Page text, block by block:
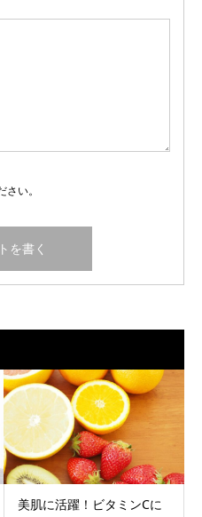
い。
美肌に活躍！ビタミンCに